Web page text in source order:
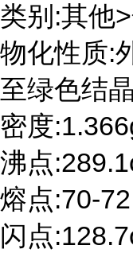
类别:其他
物化性质:
至绿色结
密度
沸点
熔点:70-
闪点